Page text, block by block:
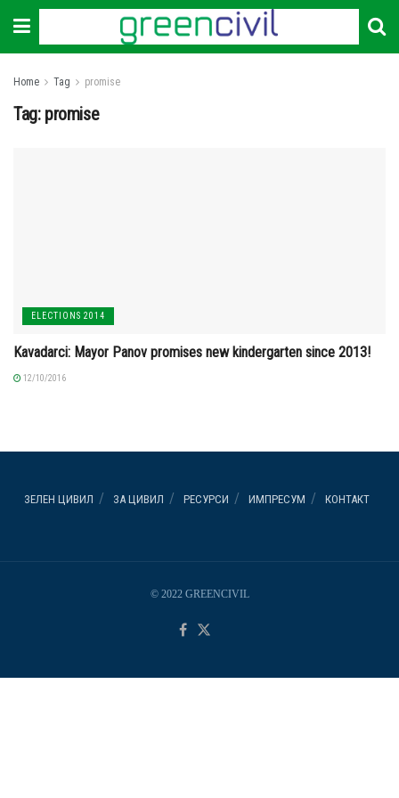
Home Tag promise
Tag: promise
ELECTIONS 2014
Kavadarci: Mayor Panov promises new kindergarten since 2013!
12/10/2016
ЗЕЛЕН ЦИВИЛ ЗА ЦИВИЛ РЕСУРСИ ИМПРЕСУМ КОНТАКТ
© 2022 GREENCIVIL